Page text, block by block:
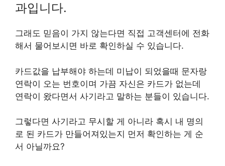
과입니다.
그래도 믿음이 가지 않는다면 직접 고객센터에 전화
해서 물어보시면 바로 확인하실 수 있습니다.
카드값을 납부해야 하는데 미납이 되었을때 문자랑
연락이 오는 번호이며 가끔 자신은 카드가 없는데
연락이 왔다면서 사기라고 말하는 분들이 있습니다.
그렇다면 사기라고 무시할 게 아니라 혹시 내 명의
로 된 카드가 만들어져있는지 먼저 확인하는 게 순
서 아닐까요?